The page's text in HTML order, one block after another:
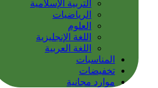
التربية الإسلامية
الرياضيات
العلوم
اللغة الإنجليزية
اللغة العربية
المناسبات
تخفيضات
موارد مجانية